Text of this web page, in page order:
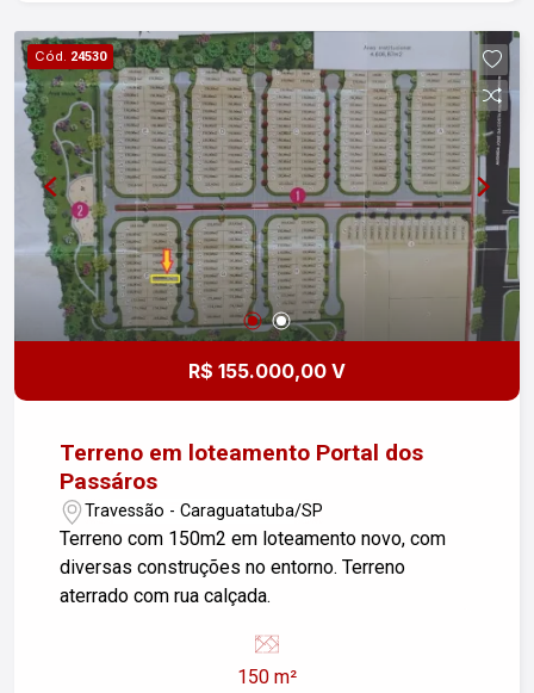
natureza. Entre em contato para mais
informações e garanta essa oportunidade!
Imobiliária Nova Freitas, seu sonho começa aqui!
Cód. 24530
R$ 155.000,00 V
Terreno em loteamento Portal dos
Passáros
Travessão - Caraguatatuba/SP
Terreno com 150m2 em loteamento novo, com
diversas construções no entorno. Terreno
aterrado com rua calçada.
150 m²